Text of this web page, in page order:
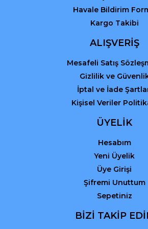
Havale Bildirim
Kargo Takibi
ALIŞVERİŞ
Mesafeli Satış
Gizlilik ve
İptal ve İade
Kişisel Veriler
ÜYELİK
Hesabım
Yeni Üyelik
Üye Girişi
Şifremi Unuttum
Sepetiniz
BİZİ TAKİP